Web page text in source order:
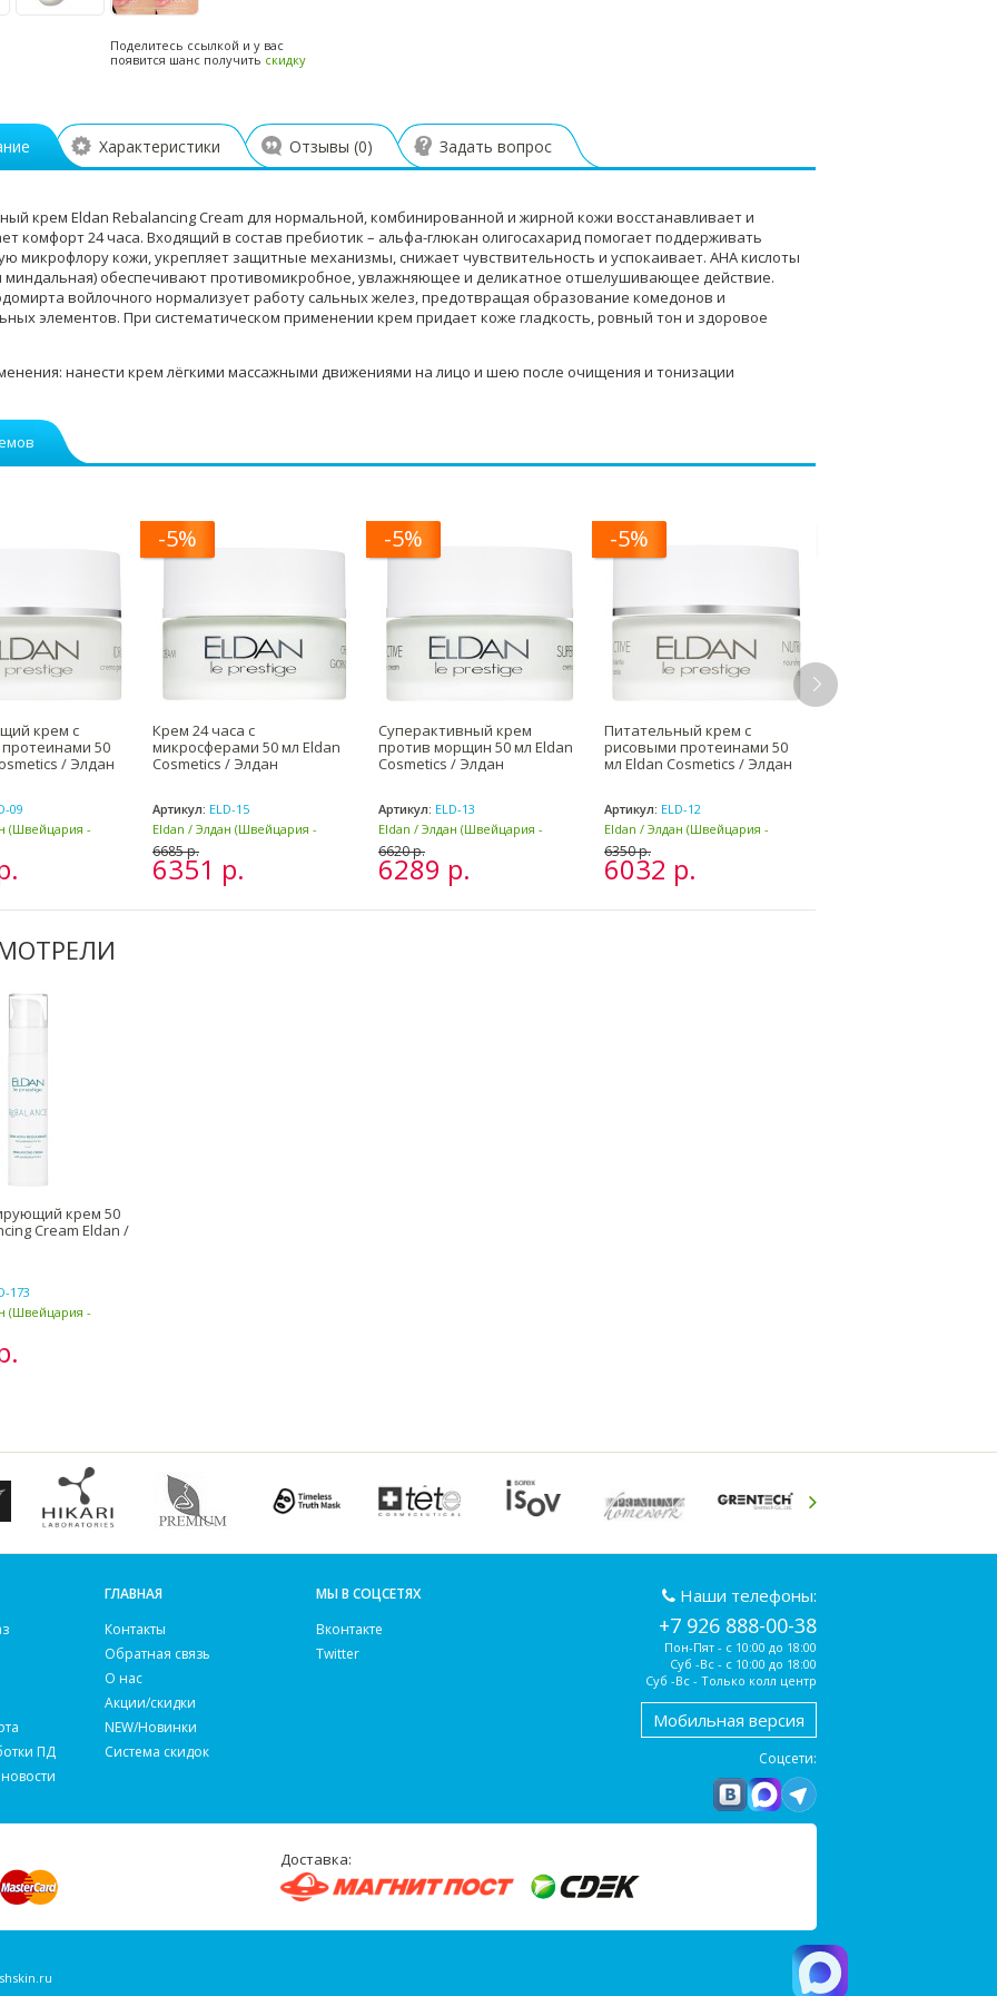
Поделитесь ссылкой и у вас
появится шанс получить скидку
Характеристики Отзывы (0) Задать вопрос
крем Eldan Rebalancing Cream для нормальной, комбинированной и жирной кожи восстанавливает и
комфорт 24 часа. Входящий в состав пребиотик – альфа-глюкан олигосахарид помогает поддерживать
микрофлору кожи, укрепляет защитные механизмы, снижает чувствительность и успокаивает. AHA кислоты
миндальная) обеспечивают противомикробное, увлажняющее и деликатное отшелушивающее действие.
войлочного нормализует работу сальных желез, предотвращая образование комедонов и
элементов. При систематическом применении крем придает коже гладкость, ровный тон и здоровое
нанести крем лёгкими массажными движениями на лицо и шею после очищения и тонизации
крем с
50
/ Элдан
09
(Швейцария -
-5%
Крем 24 часа с
микросферами 50 мл Eldan
Cosmetics / Элдан
Артикул: ELD-15
Eldan / Элдан (Швейцария -
Италия)
6685 р.
6351 р.
-5%
Суперактивный крем
против морщин 50 мл Eldan
Cosmetics / Элдан
Артикул: ELD-13
Eldan / Элдан (Швейцария -
Италия)
6620 р.
6289 р.
-5%
Питательный крем с
рисовыми протеинами 50
мл Eldan Cosmetics / Элдан
Артикул: ELD-12
Eldan / Элдан (Швейцария -
Италия)
6350 р.
6032 р.
крем 50
Cream Eldan /
173
(Швейцария -
ПД
ГЛАВНАЯ
Контакты
Обратная связь
О нас
Акции/скидки
NEW/Новинки
Система скидок
МЫ В СОЦСЕТЯХ
Вконтакте
Twitter
Наши телефоны:
+7 926 888-00-38
Пон-Пят - с 10:00 до 18:00
Суб -Вс - с 10:00 до 18:00
Суб -Вс - Только колл центр
Мобильная версия
Соцсети:
Доставка: